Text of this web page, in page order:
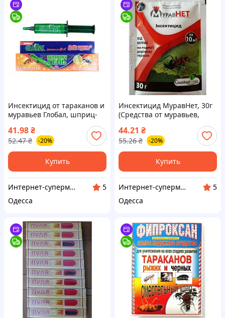
Инсектицид от тараканов и
муравьев Глобал, шприц-
муравьев, тараканов, блох
и клопов)
41.98₴
52.47 ₴ -20%
Купить
Интернет-супермаркет Купа
5
Одесса
Инсектицид МуравНет, 30г
(Средства от муравьев,
тараканов, блох и клопов)
44.21 ₴
55.26 ₴ -20%
Купить
Интернет-супермаркет Купа
5
Одесса